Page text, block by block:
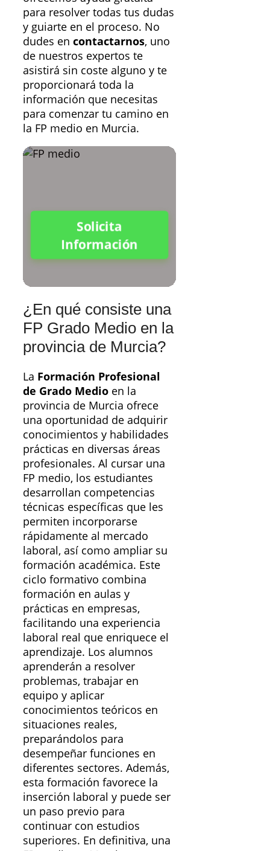
para resolver todas tus dudas
y guiarte en el proceso. No
dudes en contactarnos, uno
de nuestros expertos te
asistirá sin coste alguno y te
proporcionará toda la
información que necesitas
para comenzar tu camino en
la FP medio en Murcia.
Solicita
Información
¿En qué consiste una
FP Grado Medio en la
provincia de Murcia?
La Formación Profesional
de Grado Medio en la
provincia de Murcia ofrece
una oportunidad de adquirir
conocimientos y habilidades
prácticas en diversas áreas
profesionales. Al cursar una
FP medio, los estudiantes
desarrollan competencias
técnicas específicas que les
permiten incorporarse
rápidamente al mercado
laboral, así como ampliar su
formación académica. Este
ciclo formativo combina
formación en aulas y
prácticas en empresas,
facilitando una experiencia
laboral real que enriquece el
aprendizaje. Los alumnos
aprenderán a resolver
problemas, trabajar en
equipo y aplicar
conocimientos teóricos en
situaciones reales,
preparándolos para
desempeñar funciones en
diferentes sectores. Además,
esta formación favorece la
inserción laboral y puede ser
un paso previo para
continuar con estudios
superiores. En definitiva, una